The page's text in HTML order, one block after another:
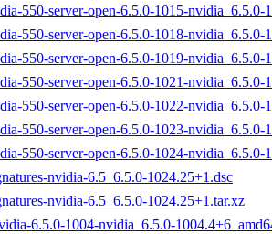
550-server-open-6.5.0-1015-nvidia_6.5.0-
550-server-open-6.5.0-1018-nvidia_6.5.0-
550-server-open-6.5.0-1019-nvidia_6.5.0-
550-server-open-6.5.0-1021-nvidia_6.5.0-
550-server-open-6.5.0-1022-nvidia_6.5.0-
550-server-open-6.5.0-1023-nvidia_6.5.0-
550-server-open-6.5.0-1024-nvidia_6.5.0-
nvidia-6.5_6.5.0-1024.25+1.dsc
nvidia-6.5_6.5.0-1024.25+1.tar.xz
6.5.0-1004-nvidia_6.5.0-